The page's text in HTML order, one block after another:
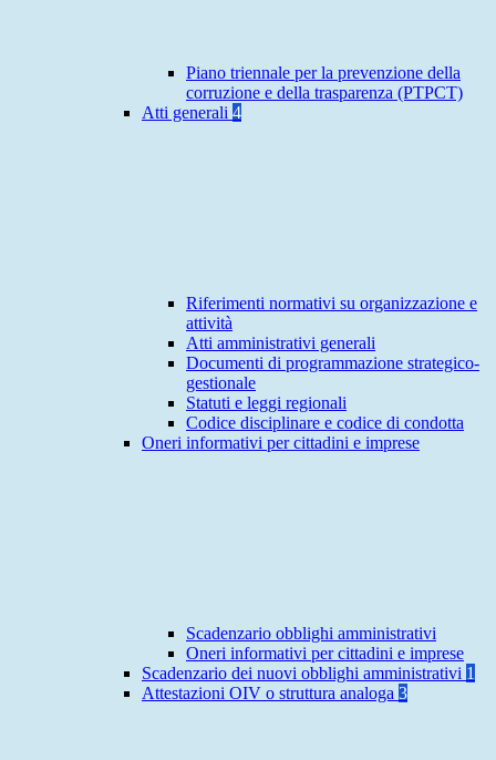
Piano triennale per la prevenzione della
corruzione e della trasparenza (PTPCT)
Atti generali 4
Riferimenti normativi su organizzazione e
attività
Atti amministrativi generali
Documenti di programmazione strategico-
gestionale
Statuti e leggi regionali
Codice disciplinare e codice di condotta
Oneri informativi per cittadini e imprese
Scadenzario obblighi amministrativi
Oneri informativi per cittadini e imprese
Scadenzario dei nuovi obblighi amministrativi 1
Attestazioni OIV o struttura analoga 3